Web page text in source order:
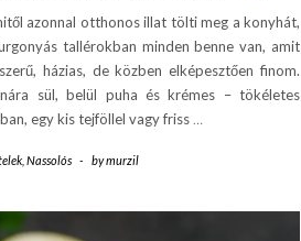
azonnal otthonos illat tölti meg a konyhát,
tallérokban minden benne van, amit
házias, de közben elképesztően finom.
sül, belül puha és krémes – tökéletes
egy kis tejföllel vagy friss …
Nassolós - bymurzil